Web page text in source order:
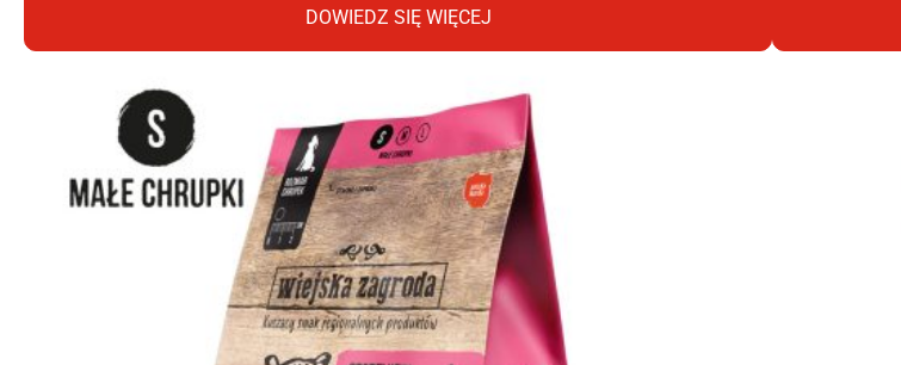
DOWIEDZ SIĘ WIĘCEJ